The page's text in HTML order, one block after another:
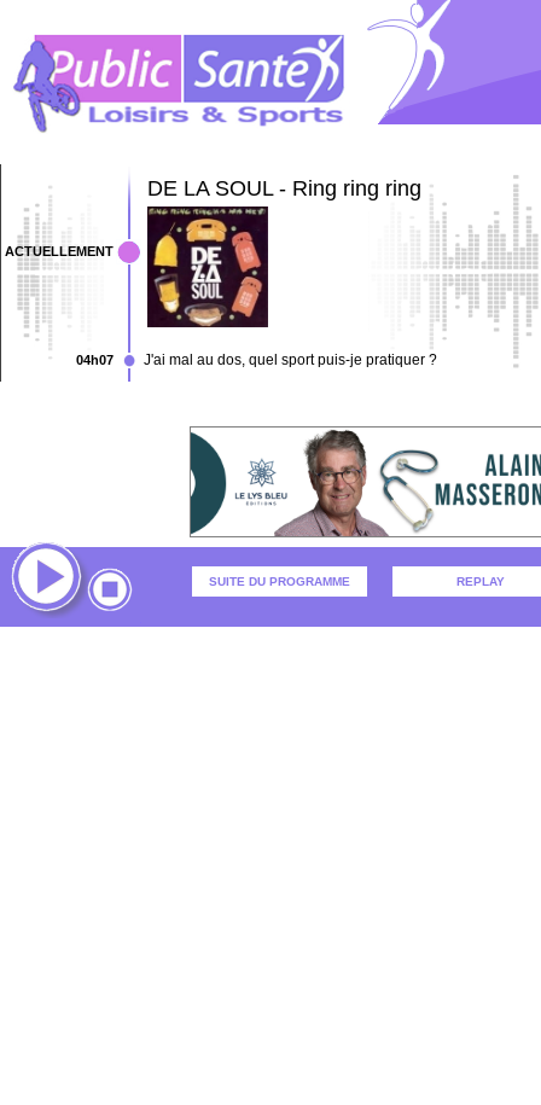
SUITE DU PROGRAMME REPLAY